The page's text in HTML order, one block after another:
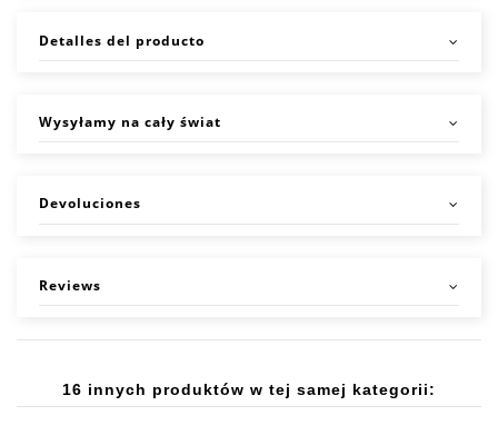
Detalles del producto
Wysyłamy na cały świat
Devoluciones
Reviews
16 innych produktów w tej samej kategorii: